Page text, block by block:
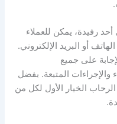
رفيدة، يمكن للعملاء
أو البريد الإلكتروني.
على جميع
والإجراءات المتبعة. بفضل
الخيار الأول لكل من